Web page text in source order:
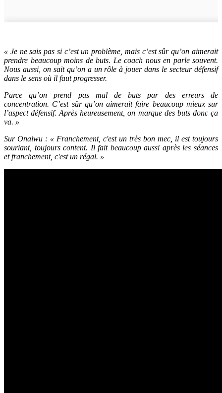
« Je ne sais pas si c’est un problème, mais c’est sûr qu’on aimerait
prendre beaucoup moins de buts. Le coach nous en parle souvent.
Nous aussi, on sait qu’on a un rôle à jouer dans le secteur défensif
dans le sens où il faut progresser.
Parce qu’on prend pas mal de buts par des erreurs de
concentration. C’est sûr qu’on aimerait faire beaucoup mieux sur
l’aspect défensif. Après heureusement, on marque des buts donc ça
va. »
Sur Onaiwu : « Franchement, c'est un très bon mec, il est toujours
souriant, toujours content. Il fait beaucoup aussi après les séances
et franchement, c'est un régal. »